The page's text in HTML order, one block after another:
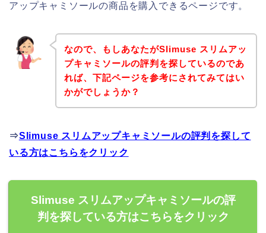
アップキャミソールの商品を購入できるページです。
なので、もしあなたがSlimuse スリムアッ
プキャミソールの評判を探しているのであ
れば、下記ページを参考にされてみてはい
かがでしょうか？
⇒Slimuse スリムアップキャミソールの評判を探して
いる方はこちらをクリック
Slimuse スリムアップキャミソールの評
判を探している方はこちらをクリック